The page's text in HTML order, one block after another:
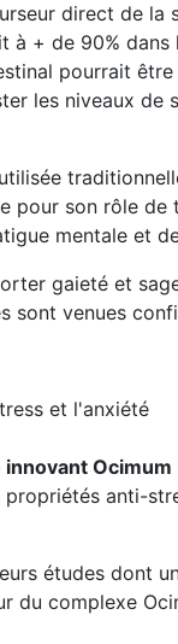
direct de
à + de 90%
pourrait
les niveaux de
pour son rôle de
mentale et
gaieté et
sont venues
et l'anxiété
innovant
propriétés anti-
études dont
du complexe